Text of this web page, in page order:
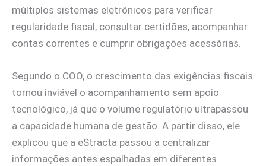
múltiplos sistemas eletrônicos para verificar
regularidade fiscal, consultar certidões, acompanhar
contas correntes e cumprir obrigações acessórias.
Segundo o COO, o crescimento das exigências fiscais
tornou inviável o acompanhamento sem apoio
tecnológico, já que o volume regulatório ultrapassou
a capacidade humana de gestão. A partir disso, ele
explicou que a eStracta passou a centralizar
informações antes espalhadas em diferentes